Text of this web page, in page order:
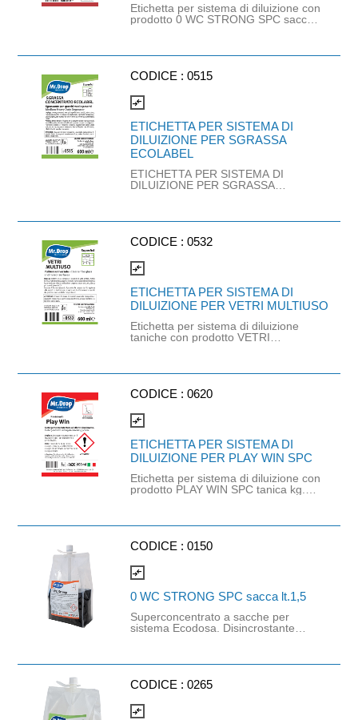
Etichetta per sistema di diluizione con
prodotto 0 WC STRONG SPC sacca
CODICE :0515
compare_arrows
ETICHETTA PER SISTEMA DI
DILUIZIONE PER SGRASSA
ECOLABEL
ETICHETTA PER SISTEMA DI
DILUIZIONE PER SGRASSA
CODICE :0532
compare_arrows
ETICHETTA PER SISTEMA DI
DILUIZIONE PER VETRI MULTIUSO
Etichetta per sistema di diluizione
taniche con prodotto VETRI
CODICE :0620
compare_arrows
ETICHETTA PER SISTEMA DI
DILUIZIONE PER PLAY WIN SPC
Etichetta per sistema di diluizione con
prodotto PLAY WIN SPC tanica kg.
CODICE :0150
compare_arrows
0 WC STRONG SPC sacca lt.1,5
Superconcentrato a sacche per
sistema Ecodosa. Disincrostante
fondo e la pulizia dei servizi igienici. Il
dona all’ambiente un delicato
elimina rapidamente anche le
macchie giallo/marroni dovute a
CODICE :0265
compare_arrows